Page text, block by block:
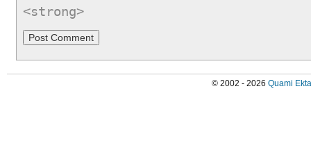
<strong>
© 2002 - 2026 Quami